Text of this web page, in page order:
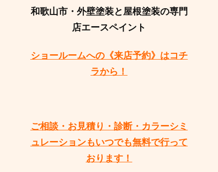
和歌山市・外壁塗装と屋根塗装の専門
店エースペイント
ショールームへの《来店予約》はコチ
ラから！
ご相談・お見積り・診断・カラーシミ
ュレーションもいつでも無料で行って
おります！